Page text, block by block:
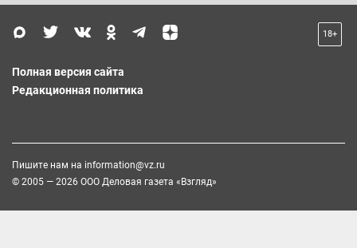
18+
Полная версия сайта
Редакционная политика
Пишите нам на information@vz.ru
© 2005 — 2026 ООО Деловая газета «Взгляд»